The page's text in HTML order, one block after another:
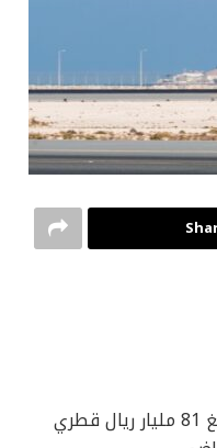
المجموعة تسجل أفضل أداء مالي في تاريخها الممتد لـ27 عاماً، مع إجمالي عائدات بلغ 81 مليار ريال قطري